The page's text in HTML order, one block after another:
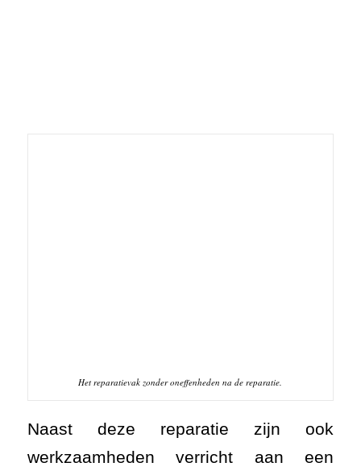
Het reparatievak zonder oneffenheden na de reparatie.
Naast deze reparatie zijn ook
werkzaamheden verricht aan een